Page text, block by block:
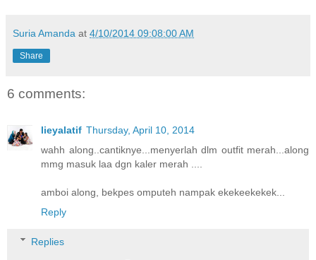
Suria Amanda at 4/10/2014 09:08:00 AM
Share
6 comments:
lieyalatif Thursday, April 10, 2014
wahh along..cantiknye...menyerlah dlm outfit merah...along
mmg masuk laa dgn kaler merah ....
amboi along, bekpes omputeh nampak ekekeekekek...
Reply
Replies